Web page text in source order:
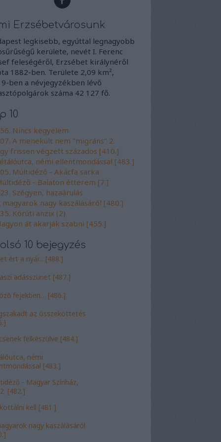
Erzsébetvárosunk
legkisebb, egyúttal legnagyobb
kerülete, nevét I. Ferenc
feleségéről, Erzsébet királynéről
1882-ben. Területe 2,09 km²,
ben a névjegyzékben lévő
száma 42 127 fő.
10
Nincs kegyelem
A menekült nem "migráns" 2.
frissen végzett százados [410.]
némi ellentmondással [483.]
Múltidéző - Akácfa sarka
- Balaton étterem [7.]
Szégyen, hazaárulás
magyarok nagy kaszálásáról [480.]
Körúti anzix (2)
át akarják szabni [455.]
10 bejegyzés
ért a nyár... [488.]
adásszünet [487.]
fejekben… [486.]
az összeköttetés
felkészülve [484.]
némi
[483.]
- Magyar Színház,
[482.]
kell [481.]
nagy kaszálásáról